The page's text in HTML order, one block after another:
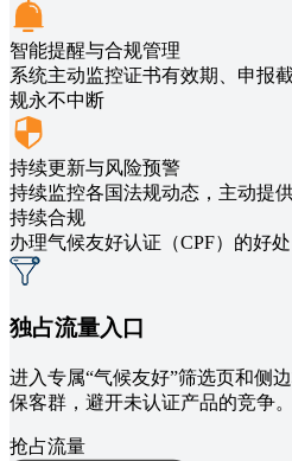
智能提醒与合规管理
系统主动监控证书有效期、申报
规永不中断
持续更新与风险预警
持续监控各国法规动态，主动提
持续合规
办理气候友好认证（CPF）的好处
独占流量入口
进入专属“气候友好”筛选页和侧
保客群，避开未认证产品的竞争。
抢占流量